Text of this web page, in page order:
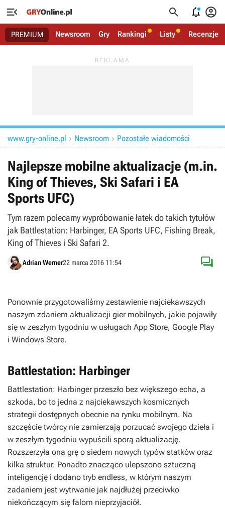
   
PREMIUM Newsroom Gry Rankingi Listy Recenzje
www.gry-online.pl  Newsroom  Pozostałe wiadomości
Najlepsze mobilne aktualizacje (m.in.
King of Thieves, Ski Safari i EA
Sports UFC)
Tym razem polecamy wypróbowanie łatek do takich tytułów
jak Battlestation: Harbinger, EA Sports UFC, Fishing Break,
King of Thieves i Ski Safari 2.
Adrian Werner22 marca 2016 11:54 
Ponownie przygotowaliśmy zestawienie najciekawszych
naszym zdaniem aktualizacji gier mobilnych, jakie pojawiły
się w zeszłym tygodniu w usługach App Store, Google Play
i Windows Store.
Battlestation: Harbinger
Battlestation: Harbingerprzeszło bez większego echa, a
szkoda, bo to jedna z najciekawszych kosmicznych
strategii dostępnych obecnie na rynku mobilnym. Na
szczęście twórcy nie zamierzają porzucać swojego dzieła i
w zeszłym tygodniu wypuścili sporą aktualizację.
Rozszerzyła ona grę o siedem nowych typów statków oraz
kilka struktur. Ponadto znacząco ulepszono sztuczną
inteligencję i dodano tryb endless, w którym naszym
zadaniem jest wytrwanie jak najdłużej przeciwko
niekończącym się falom nieprzyjaciół.